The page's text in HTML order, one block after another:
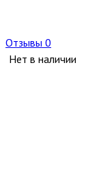
Отзывы 0
Нет в наличии